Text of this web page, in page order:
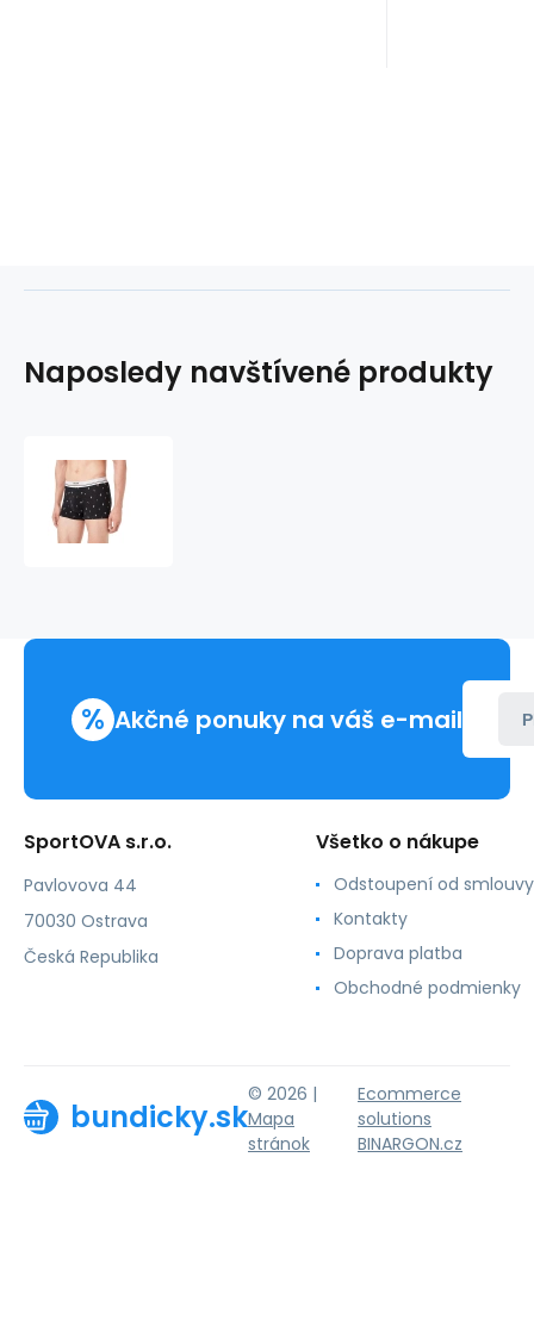
Naposledy navštívené produkty
% Akčné ponuky na váš e-mail
SportOVA s.r.o.
Pavlovova 44
70030 Ostrava
Česká Republika
Všetko o nákupe
Odstoupení od smlouvy
Kontakty
Doprava platba
Obchodné podmienky
bundicky.sk
© 2026 |
Mapa
stránok
Ecommerce
solutions
BINARGON.cz